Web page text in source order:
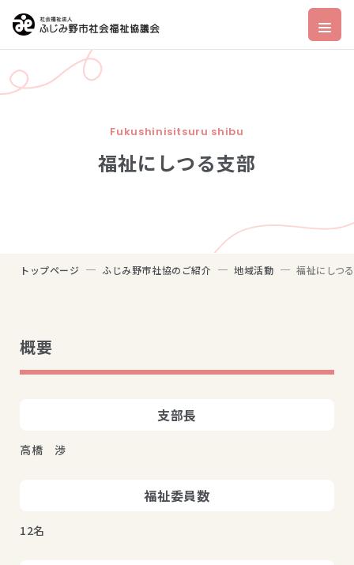
Fukushinisitsuru shibu
福祉にしつる支部
トップページ ふじみ野市社協のご紹介 地域活動 福祉にしつ
概要
支部長
高橋　渉
福祉委員数
12名